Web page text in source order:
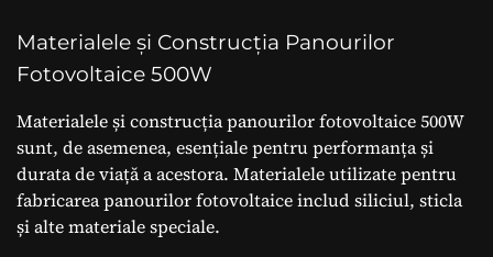
Materialele și Construcția Panourilor
Fotovoltaice 500W
Materialele și construcția panourilor fotovoltaice 500W
sunt, de asemenea, esențiale pentru performanța și
durata de viață a acestora. Materialele utilizate pentru
fabricarea panourilor fotovoltaice includ siliciul, sticla
și alte materiale speciale.